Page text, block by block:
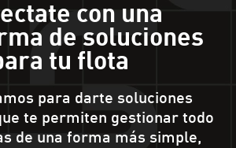
con una
de soluciones
tu flota
para darte soluciones
te permiten gestionar todo
de una forma más simple,